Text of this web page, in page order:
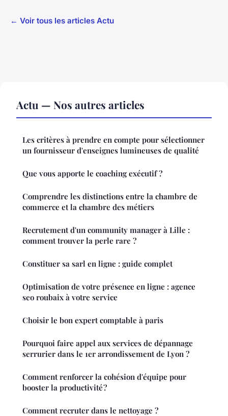
← Voir tous les articles Actu
Actu — Nos autres articles
Les critères à prendre en compte pour sélectionner
un fournisseur d'enseignes lumineuses de qualité
Que vous apporte le coaching exécutif ?
Comprendre les distinctions entre la chambre de
commerce et la chambre des métiers
Recrutement d'un community manager à Lille :
comment trouver la perle rare ?
Constituer sa sarl en ligne : guide complet
Optimisation de votre présence en ligne : agence
seo roubaix à votre service
Choisir le bon expert comptable à paris
Pourquoi faire appel aux services de dépannage
serrurier dans le 1er arrondissement de Lyon ?
Comment renforcer la cohésion d'équipe pour
booster la productivité ?
Comment recruter dans le nettoyage ?